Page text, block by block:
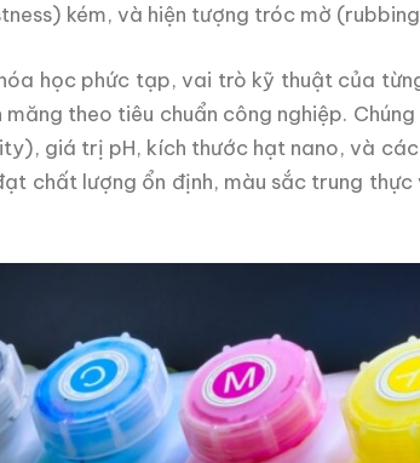
kém, và hiện tượng tróc mờ
học phức tạp, vai trò kỹ thuật của
măng theo tiêu chuẩn công nghiệp.
giá trị pH, kích thước hạt nano, và
chất lượng ổn định, màu sắc trung thực